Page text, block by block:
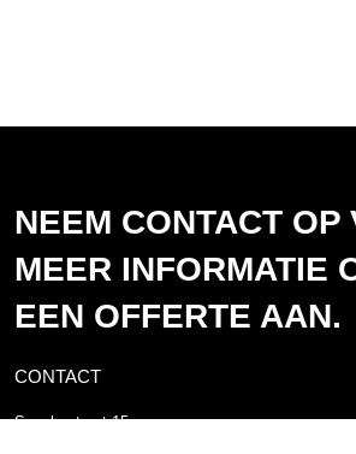
NEEM CONTACT OP
MEER INFORMATIE
EEN OFFERTE AAN.
CONTACT
Spoelerstraat 15